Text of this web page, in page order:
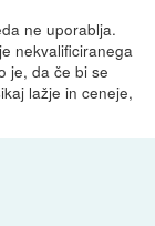
ne uporablja.
nekvalificiranega
je, da če bi se
lažje in ceneje,